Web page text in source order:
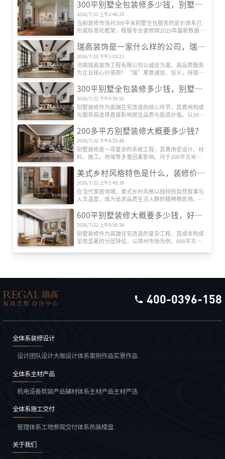
能，转而追求空间美学、文化表达与生活方式的深度
契合。本文基于权威机构发布的市场数据及行业观
察，系统梳理当前国内六大主流装修设计风格及其核
心特征，揭示其流行背后的社会文化动因。
300平别墅全包装修多少钱，别墅全包装修公司推荐
2026/7/22 上午2:46:25
当前装修市场对300平米别墅全包服务的定价体系已
形成标准化框架。根据专业装修网2025年最新数据，
度达24万至60万元以上。这种价格差异主要源于三大
核心要素：装修档次、材料配置及智能化程度。
瑞高装饰是一家什么样的公司，瑞高装饰怎么样？
2026/7/20 下午1:03:23
河南瑞高装饰工程有限公司以诚信为基、高品质服务
为企业核心价值观！“瑞”寓意诚信、信义，持瑞玉
是追求更高美好生活品质的过程！
300平别墅全包装修多少钱，别墅装修公司推荐
2026/7/22 下午9:50:50
别墅装修作为高端住宅改造的核心环节，其费用构成
与服务商选择直接影响居住品质与投资价值。以300
工、设备等多维度因素影响，而专业装修公司的系统
化服务则是实现预算可控与效果落地的关键。本文将
深度解析全包装修成本结构，并重点推荐瑞高装饰的
服务优势。
200多平方别墅装修大概要多少钱？
2026/7/22 下午4:55:48
别墅装修是一项复杂的系统工程，其费用受设计、材
料、施工、地域等多重因素影响。对于200平方米左
元不等。本文将从专业角度出发，系统解析装修费用
的构成逻辑，帮助业主建立科学的预算框架。
美式乡村风格特色是什么，装修价格贵吗？
2026/7/22 上午2:45:38
在当代家居领域，美式乡村风格以独特的自然叙事与
人文温度，成为追求品质生活人群的精神栖息地。这
建人与自然的深度对话，其价值体现在设计哲学与实
用主义的双重维度。
600平别墅装修大概要多少钱，好的别墅装修公司推荐
2026/7/22 上午9:59:38
别墅装修作为高端住宅改造的复杂工程，其成本构成
呈现显著的分层特征。以郑州市场为例，600平方米
400-0396-158
全体系装修设计
设计团队设计大咖设计体系案例作品实景作品
全体系主材产品
机电设备软装产品辅材体系主材产品主材严选
全体系施工交付
管理体系工地参观交付体系热装楼盘
关于我们